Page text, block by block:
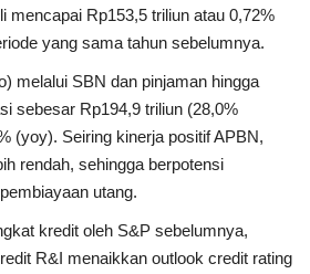
mencapai Rp153,5 triliun atau 0,72%
yang sama tahun sebelumnya.
melalui SBN dan pinjaman hingga
sebesar Rp194,9 triliun (28,0%
(yoy). Seiring kinerja positif APBN,
rendah, sehingga berpotensi
utang.
kredit oleh S&P sebelumnya,
R&I menaikkan outlook credit rating